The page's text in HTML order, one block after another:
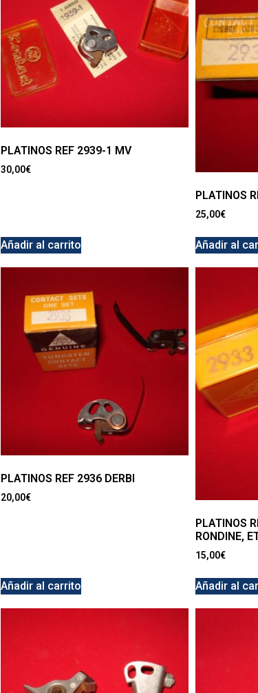
PLATINOS REF 2939-1 MV
30,00€
Añadir al carrito
PLATINOS
25,00€
Añadir al
PLATINOS REF 2936 DERBI
20,00€
Añadir al carrito
PLATINOS
RONDINE,
15,00€
Añadir al